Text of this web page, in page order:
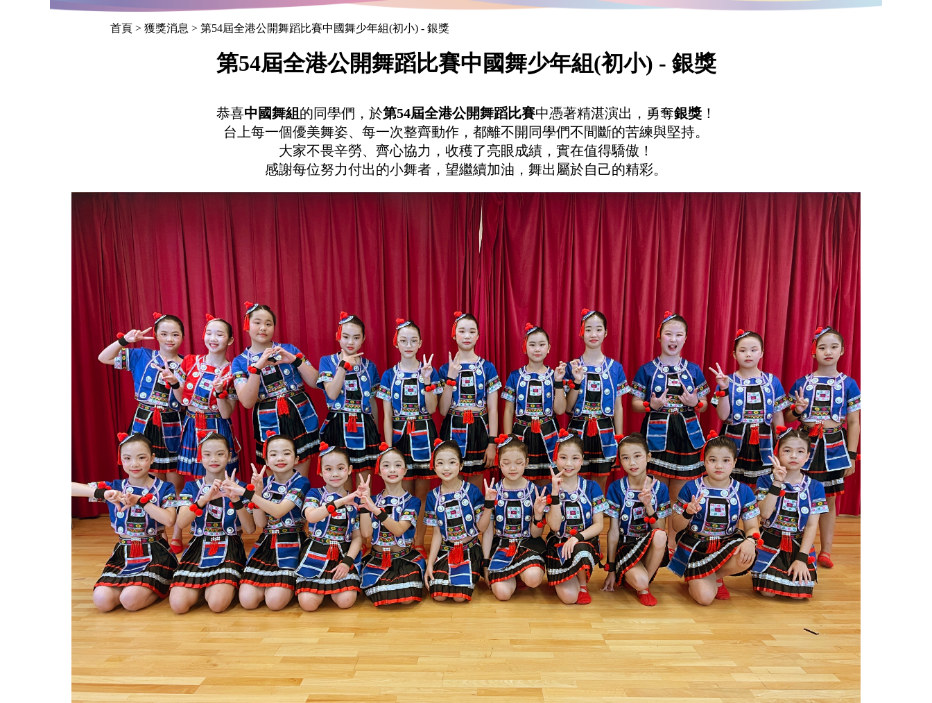
首頁 > 獲獎消息 > 第54屆全港公開舞蹈比賽中國舞少年組(初小) - 銀獎
第54屆全港公開舞蹈比賽中國舞少年組(初小) - 銀獎
恭喜中國舞組 的同學們，於第54屆全港公開舞蹈比賽中憑著精湛演出，勇奪銀獎 ！
台上每一個優美舞姿、每一次整齊動作，都離不開同學們不間斷的苦練與堅持。
大家不畏辛勞、齊心協力，收穫了亮眼成績，實在值得驕傲！
感謝每位努力付出的小舞者，望繼續加油，舞出屬於自己的精彩。